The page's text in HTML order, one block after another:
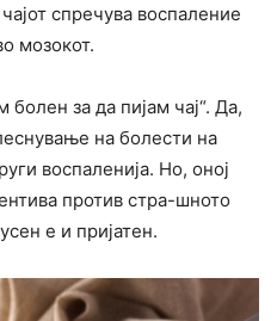
спречува воспаление
мозокот.
болен за да пијам чај“. Да,
на болести на
воспаленија. Но, оној
против стра-шното
е и пријатен.